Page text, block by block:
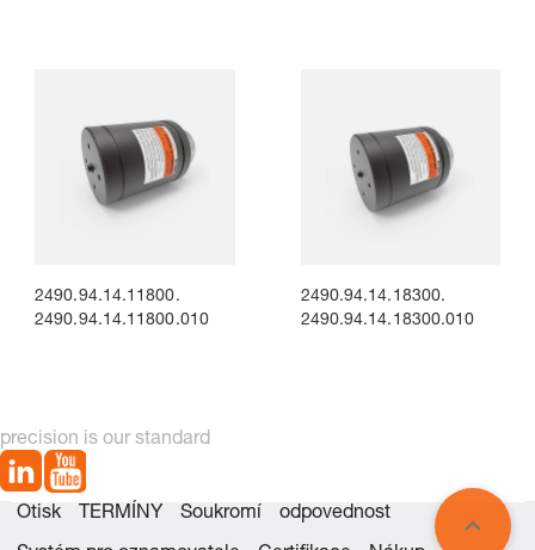
2490.94.14.11800.
2490.94.14.11800.010
2490.94.14.18300.
2490.94.14.18300.010
precision is our standard
Otisk TERMÍNY Soukromí odpovednost